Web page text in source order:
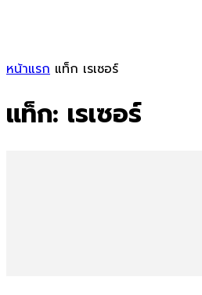
หน้าแรก แท็ก เรเซอร์
แท็ก: เรเซอร์